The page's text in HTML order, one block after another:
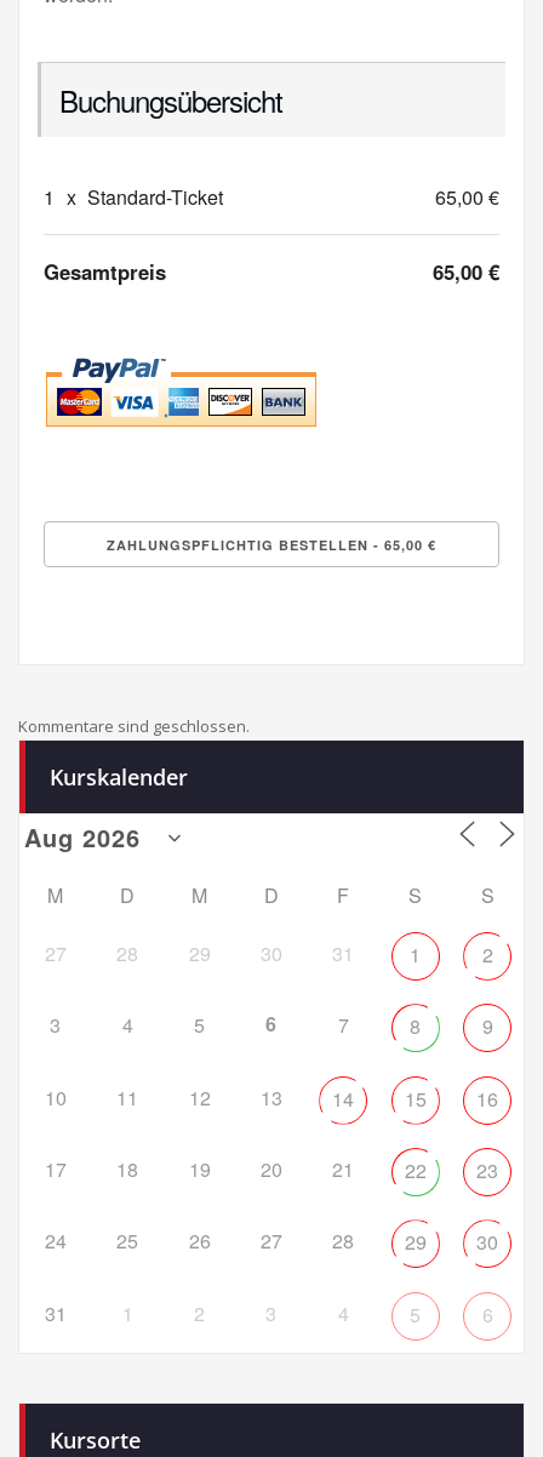
Buchungsübersicht
1 x Standard-Ticket 65,00 €
Gesamtpreis 65,00 €
Kommentare sind geschlossen.
Kurskalender
M D M D F S S
27 28 29 30 31 1 2
3 4 5 6 7 8 9
10 11 12 13 14 15 16
17 18 19 20 21 22 23
24 25 26 27 28 29 30
31 1 2 3 4 5 6
Kursorte